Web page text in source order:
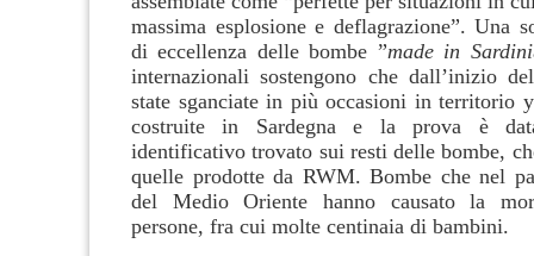
massima esplosione e deflagrazione”. Una
di eccellenza delle bombe ”made in Sardini
internazionali sostengono che dall’inizio
state sganciate in più occasioni in territorio
costruite in Sardegna e la prova è
identificativo trovato sui resti delle bombe,
quelle prodotte da RWM. Bombe che nel
del Medio Oriente hanno causato la
persone, fra cui molte centinaia di bambini.